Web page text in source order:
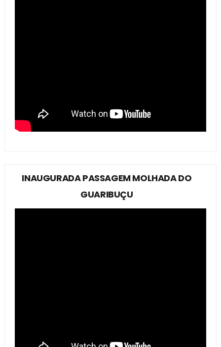
INAUGURADA PASSAGEM MOLHADA DO
GUARIBUÇU